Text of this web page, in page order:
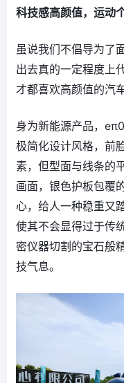
科技感高颜值，运动
虽说我们不倡导为了
出去真的一定程度上
才都喜欢高颜值的汽车
身为新能源产品，
极简化设计风格，前
素，但型面与线条的
画面，银色护板包覆
心，给人一种稳重又
使其不会显得过于传
密仪器切割的宝石般
技气息。